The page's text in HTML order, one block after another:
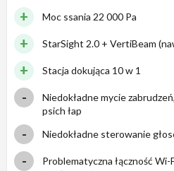
Moc ssania 22 000 Pa
StarSight 2.0 + VertiBeam
Stacja dokująca 10 w 1
Niedokładne mycie
psich łap
Niedokładne sterowanie
Problematyczna łączność